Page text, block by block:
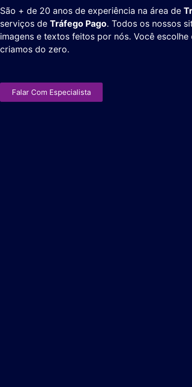
São + de 20 anos de experiência na área de
serviços de Tráfego Pago. Todos os nossos
imagens e textos feitos por nós. Você escolhe
criamos do zero.
Falar Com Especialista